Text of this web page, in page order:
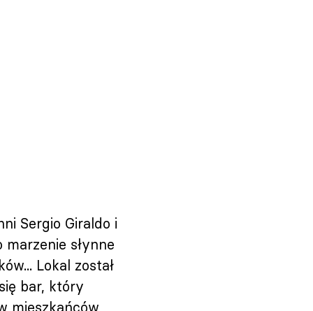
Sergio Giraldo i
słynne
Lokal został
bar, który
mieszkańców